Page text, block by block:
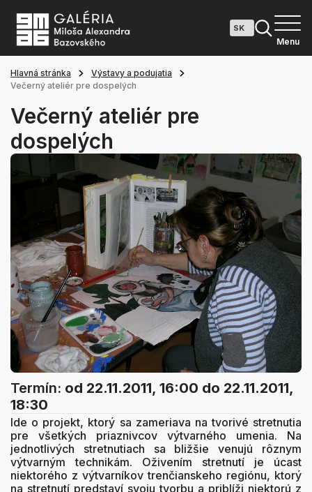
Menu
Hlavná stránka
Výstavy a podujatia
Večerný ateliér pre dospelých
Večerný ateliér pre
dospelých
Termín: od 22.11.2011, 16:00 do 22.11.2011,
18:30
Ide o projekt, ktorý sa zameriava na tvorivé stretnutia
pre všetkých priaznivcov výtvarného umenia. Na
jednotlivých stretnutiach sa bližšie venujú rôznym
výtvarným technikám. Oživením stretnutí je úcast
niektorého z výtvarníkov trenčianskeho regiónu, ktorý
na stretnutí predstaví svoju tvorbu a priblíži niektorú z